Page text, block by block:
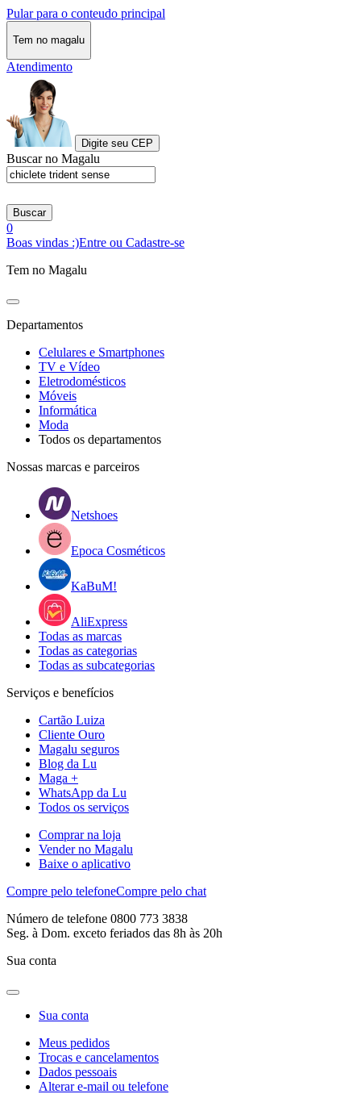
Pular para o conteudo principal
Tem no magalu
Atendimento
Digite seu CEP
Buscar no Magalu
Buscar
0
Boas vindas :)Entre ou Cadastre-se
Tem no Magalu
Departamentos
Celulares e Smartphones
TV e Vídeo
Eletrodomésticos
Móveis
Informática
Moda
Todos os departamentos
Nossas marcas e parceiros
Netshoes
Epoca Cosméticos
KaBuM!
AliExpress
Todas as marcas
Todas as categorias
Todas as subcategorias
Serviços e benefícios
Cartão Luiza
Cliente Ouro
Magalu seguros
Blog da Lu
Maga +
WhatsApp da Lu
Todos os serviços
Comprar na loja
Vender no Magalu
Baixe o aplicativo
Compre pelo telefoneCompre pelo chat
Número de telefone 0800 773 3838
Seg. à Dom. exceto feriados das 8h às 20h
Sua conta
Sua conta
Meus pedidos
Trocas e cancelamentos
Dados pessoais
Alterar e-mail ou telefone